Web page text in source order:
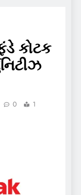
કોટક
0
1